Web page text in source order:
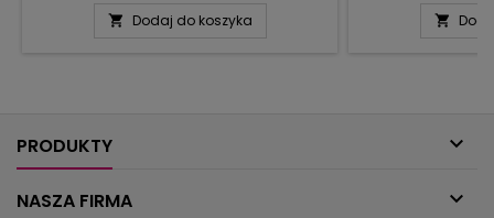
ażurową dekorację okienną.Te z nas,
 Dodaj do koszyka
palczatki. Dla

PRODUKTY 
NASZA FIRMA 